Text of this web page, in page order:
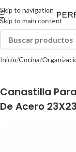
Skip to navigation
Skip to main content
Inicio Cocina
Canastilla
De Acero